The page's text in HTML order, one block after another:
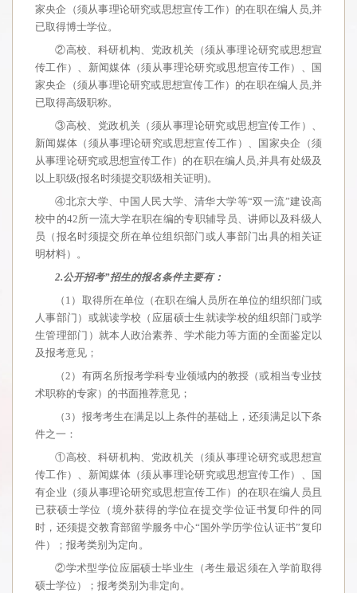
家央企（须从事理论研究或思想宣传工作）的在职在编人员,并
已取得博士学位。
②高校、科研机构、党政机关（须从事理论研究或思想宣
传工作）、新闻媒体（须从事理论研究或思想宣传工作）、国
家央企（须从事理论研究或思想宣传工作）的在职在编人员,并
已取得高级职称。
③高校、党政机关（须从事理论研究或思想宣传工作）、
新闻媒体（须从事理论研究或思想宣传工作）、国家央企（须
从事理论研究或思想宣传工作）的在职在编人员,并具有处级及
以上职级(报名时须提交职级相关证明)。
④北京大学、中国人民大学、清华大学等“双一流”建设高
校中的42所一流大学在职在编的专职辅导员、讲师以及科级人
员（报名时须提交所在单位组织部门或人事部门出具的相关证
明材料）。
2.公开招考”招生的报名条件主要有：
（1）取得所在单位（在职在编人员所在单位的组织部门或
人事部门）或就读学校（应届硕士生就读学校的组织部门或学
生管理部门）就本人政治素养、学术能力等方面的全面鉴定以
及报考意见；
（2）有两名所报考学科专业领域内的教授（或相当专业技
术职称的专家）的书面推荐意见；
（3）报考考生在满足以上条件的基础上，还须满足以下条
件之一：
①高校、科研机构、党政机关（须从事理论研究或思想宣
传工作）、新闻媒体（须从事理论研究或思想宣传工作）、国
有企业（须从事理论研究或思想宣传工作）的在职在编人员且
已获硕士学位（境外获得的学位在提交学位证书复印件的同
时，还须提交教育部留学服务中心“国外学历学位认证书”复印
件）；报考类别为定向。
②学术型学位应届硕士毕业生（考生最迟须在入学前取得
硕士学位）；报考类别为非定向。